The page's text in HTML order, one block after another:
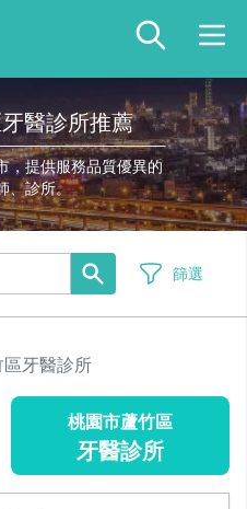
醫診所推薦
，提供服務品質優異的
、診所。
篩選
區牙醫診所
桃園市蘆竹區
牙醫診所